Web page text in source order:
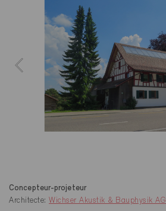
Concepteur-projeteur
Architecte: Wichser Akustik & Bauphysik AG